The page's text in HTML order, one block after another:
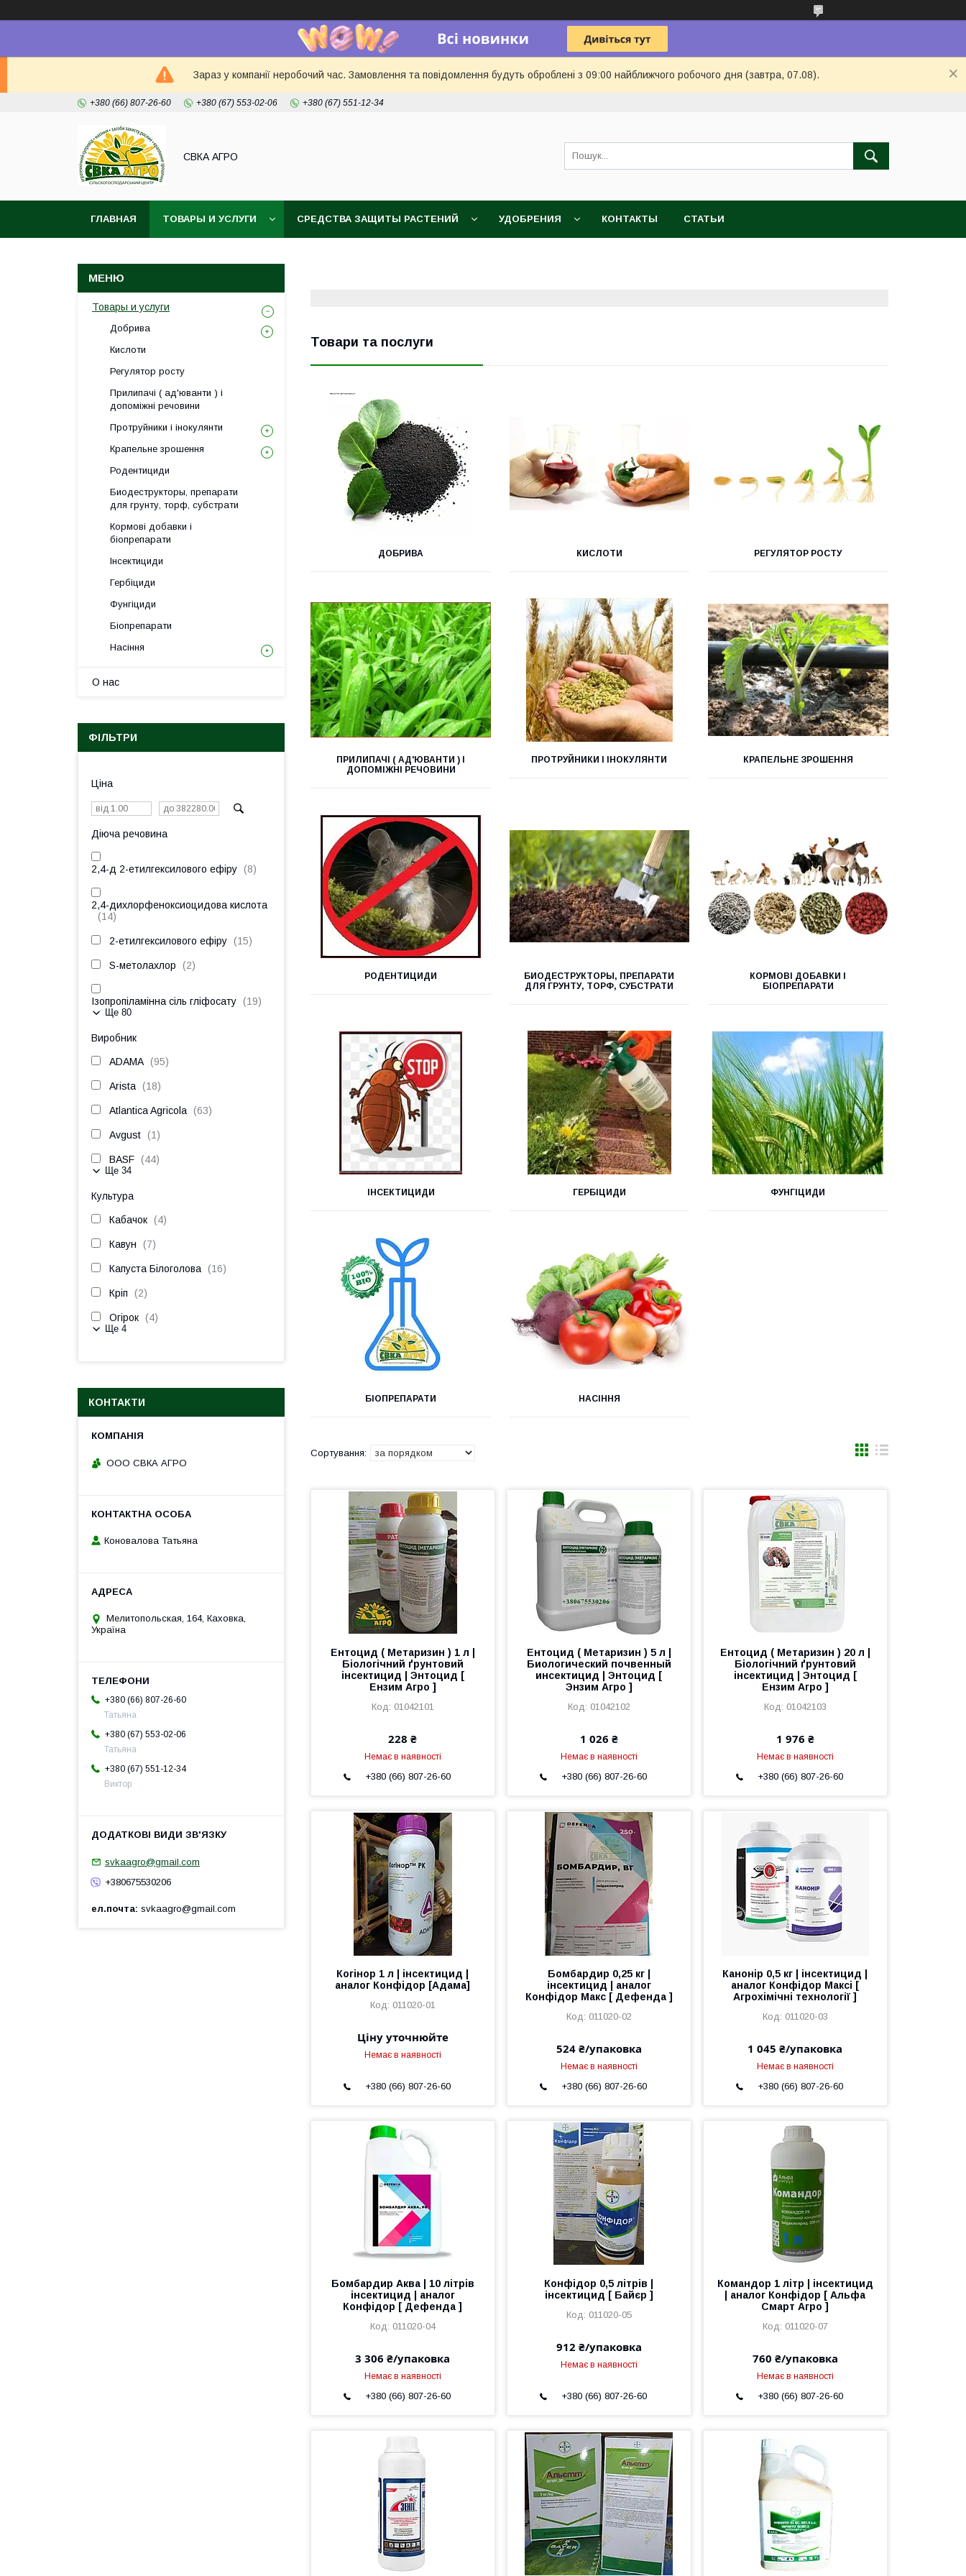
Зараз у компанії неробочий час. Замовлення та повідомлення будуть оброблені з 09:00 найближчого робочого дня (завтра, 07.08).
+380 (66) 807-26-60 +380 (67) 553-02-06 +380 (67) 551-12-34
СВКА АГРО
ГЛАВНАЯ ТОВАРЫ И УСЛУГИ СРЕДСТВА ЗАЩИТЫ РАСТЕНИЙ УДОБРЕНИЯ КОНТАКТЫ СТАТЬИ
Товари та послуги
ДОБРИВА КИСЛОТИ РЕГУЛЯТОР РОСТУ
ПРИЛИПАЧІ ( АД'ЮВАНТИ ) І
ДОПОМІЖНІ РЕЧОВИНИ
ПРОТРУЙНИКИ І ІНОКУЛЯНТИ КРАПЕЛЬНЕ ЗРОШЕННЯ
РОДЕНТИЦИДИ
БИОДЕСТРУКТОРЫ, ПРЕПАРАТИ
ДЛЯ ГРУНТУ, ТОРФ, СУБСТРАТИ
КОРМОВІ ДОБАВКИ І
БІОПРЕПАРАТИ
ІНСЕКТИЦИДИ ГЕРБІЦИДИ ФУНГІЦИДИ
БІОПРЕПАРАТИ НАСІННЯ
Ентоцид ( Метаризин ) 1 л |
Біологічний ґрунтовий
інсектицид | Энтоцид [
Ензим Агро ]
01042101
228 ₴
Немає в наявності
+380 (66) 807-26-60
Ентоцид ( Метаризин ) 5 л |
Биологический почвенный
инсектицид | Энтоцид [
Энзим Агро ]
01042102
1 026 ₴
Немає в наявності
+380 (66) 807-26-60
Ентоцид ( Метаризин ) 20 л |
Біологічний ґрунтовий
інсектицид | Энтоцид [
Ензим Агро ]
01042103
1 976 ₴
Немає в наявності
+380 (66) 807-26-60
Когінор 1 л | інсектицид |
аналог Конфідор [Адама]
011020-01
Ціну уточнюйте
Немає в наявності
+380 (66) 807-26-60
Бомбардир 0,25 кг |
інсектицид | аналог
Конфідор Макс [ Дефенда ]
011020-02
524 ₴/упаковка
Немає в наявності
+380 (66) 807-26-60
Канонір 0,5 кг | інсектицид |
аналог Конфідор Максі [
Агрохімічні технології ]
011020-03
1 045 ₴/упаковка
Немає в наявності
+380 (66) 807-26-60
Бомбардир Аква | 10 літрів
інсектицид | аналог
Конфідор [ Дефенда ]
011020-04
3 306 ₴/упаковка
Немає в наявності
+380 (66) 807-26-60
Конфідор 0,5 літрів |
інсектицид [ Байєр ]
011020-05
912 ₴/упаковка
Немає в наявності
+380 (66) 807-26-60
Командор 1 літр | інсектицид
| аналог Конфідор [ Альфа
Смарт Агро ]
011020-07
760 ₴/упаковка
Немає в наявності
+380 (66) 807-26-60
Товары и услуги
Добрива
Кислоти
Регулятор росту
Прилипачі ( ад'юванти ) і
допоміжні речовини
Протруйники і інокулянти
Крапельне зрошення
Родентициди
Биодеструкторы, препарати
для грунту, торф, субстрати
Кормові добавки і
біопрепарати
Інсектициди
Гербіциди
Фунгіциди
Біопрепарати
Насіння
О нас
ФІЛЬТРИ
Ціна
Діюча речовина
2,4-д 2-етилгексилового ефіру 8
2,4-дихлорфеноксиоцидова кислота
14
2-етилгексилового ефіру 15
S-метолахлор 2
Ізопропіламінна сіль гліфосату 19
Ще 80
Виробник
ADAMA 95
Arista 18
Atlantica Agricola 63
Avgust 1
BASF 44
Ще 34
Культура
Кабачок 4
Кавун 7
Капуста Білоголова 16
Кріп 2
Огірок 4
Ще 4
КОНТАКТИ
ООО СВКА АГРО
Коновалова Татьяна
Мелитопольская, 164, Каховка,
Україна
+380 (66) 807-26-60
Татьяна
+380 (67) 553-02-06
Татьяна
+380 (67) 551-12-34
Виктор
svkaagro@gmail.com
+380675530206
ел.почта svkaagro@gmail.com